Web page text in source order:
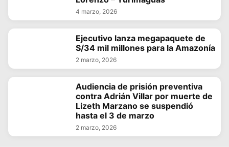
4 marzo, 2026
Ejecutivo lanza megapaquete de
S/34 mil millones para la Amazonía
2 marzo, 2026
Audiencia de prisión preventiva
contra Adrián Villar por muerte de
Lizeth Marzano se suspendió
hasta el 3 de marzo
2 marzo, 2026